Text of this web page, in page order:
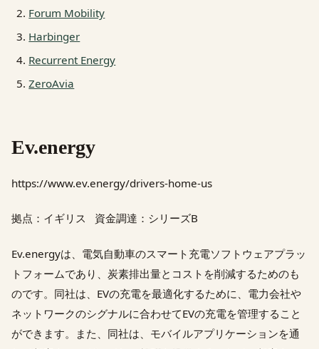
Forum Mobility
Harbinger
Recurrent Energy
ZeroAvia
Ev.energy
https://www.ev.energy/drivers-home-us
拠点：イギリス 資金調達：シリーズB
Ev.energyは、電気自動車のスマート充電ソフトウェアプラッ
トフォームであり、炭素排出量とコストを削減するためのも
のです。同社は、EVの充電を最適化するために、電力会社や
ネットワークのシグナルに合わせてEVの充電を管理すること
ができます。また、同社は、モバイルアプリケーションを通